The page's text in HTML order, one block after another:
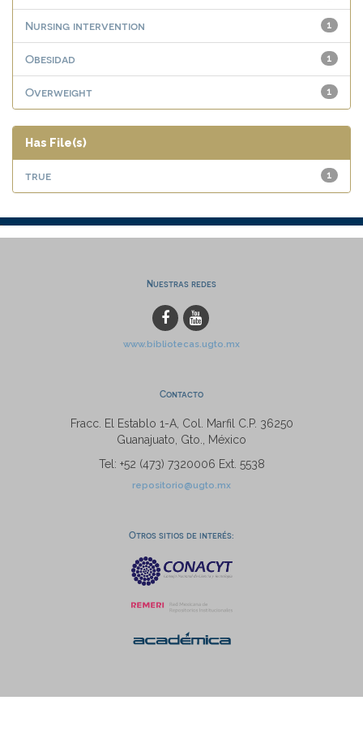
1
Nursing intervention
1
Obesidad
1
Overweight
Has File(s)
1
true
Nuestras redes
www.bibliotecas.ugto.mx
Contacto
Fracc. El Establo 1-A, Col. Marfil C.P. 36250
Guanajuato, Gto., México
Tel: +52 (473) 7320006 Ext. 5538
repositorio@ugto.mx
Otros sitios de interés: